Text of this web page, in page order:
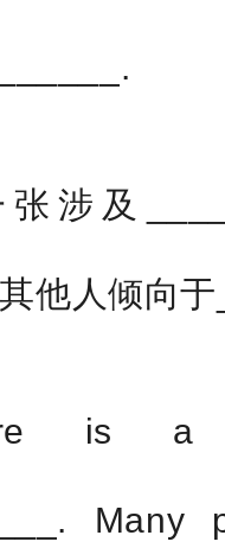
涉及
他人倾向
is
Many